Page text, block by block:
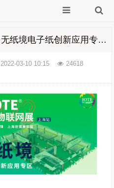
IOTE上海物联网展「创·无纸境电子纸创新应用专区」亮点继续汇总~
2022-03-10 10:15
24618